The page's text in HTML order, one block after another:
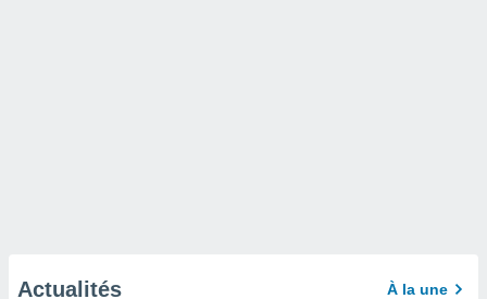
Actualités À la une